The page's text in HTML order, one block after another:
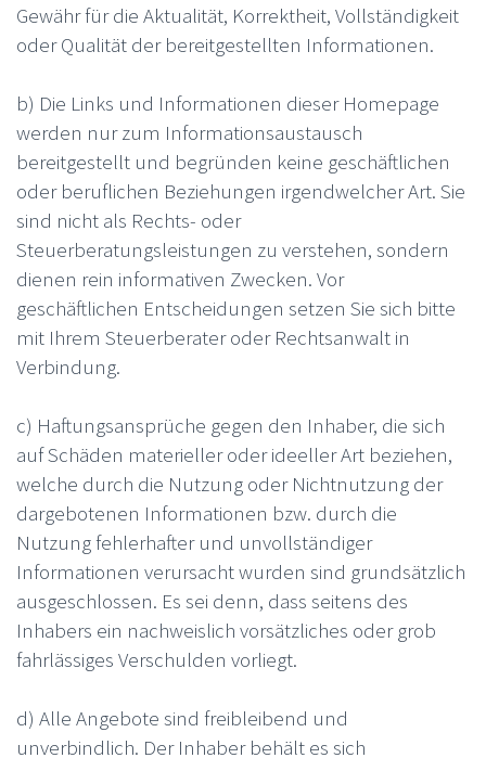
Gewähr für die Aktualität, Korrektheit, Vollständigkeit
oder Qualität der bereitgestellten Informationen.
b) Die Links und Informationen dieser Homepage
werden nur zum Informationsaustausch
bereitgestellt und begründen keine geschäftlichen
oder beruflichen Beziehungen irgendwelcher Art. Sie
sind nicht als Rechts- oder
Steuerberatungsleistungen zu verstehen, sondern
dienen rein informativen Zwecken. Vor
geschäftlichen Entscheidungen setzen Sie sich bitte
mit Ihrem Steuerberater oder Rechtsanwalt in
Verbindung.
c) Haftungsansprüche gegen den Inhaber, die sich
auf Schäden materieller oder ideeller Art beziehen,
welche durch die Nutzung oder Nichtnutzung der
dargebotenen Informationen bzw. durch die
Nutzung fehlerhafter und unvollständiger
Informationen verursacht wurden sind grundsätzlich
ausgeschlossen. Es sei denn, dass seitens des
Inhabers ein nachweislich vorsätzliches oder grob
fahrlässiges Verschulden vorliegt.
d) Alle Angebote sind freibleibend und
unverbindlich. Der Inhaber behält es sich